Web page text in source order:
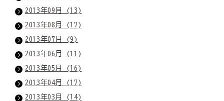
2013年09月 (13)
2013年08月 (17)
2013年07月 (9)
2013年06月 (11)
2013年05月 (16)
2013年04月 (17)
2013年03月 (14)